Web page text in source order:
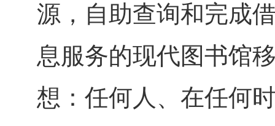
源，自助查询和完成
息服务的现代图书馆
想：任何人、在任何